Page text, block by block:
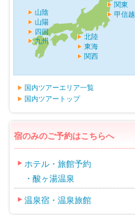
関東
甲信越
北陸
東海
関西
山陰
山陽
四国
九州
国内ツアーエリア一覧
国内ツアートップ
宿のみのご予約はこちらへ
ホテル・旅館予約
・酸ヶ湯温泉
温泉宿・温泉旅館